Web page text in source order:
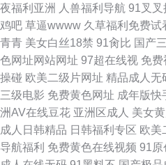
夜福利亚洲
人兽福利导航 91叉叉
鸡吧 草逼wwww 久草福利免费试
青青 美女白丝18禁 91肏比 国产
色网址网站网址 97超在线视 免费
操碰 欧美二级片网址 精品成人无
三级电影 免费黄色网址 成年版快
洲AV在线豆花 亚洲区成人 美女
成人日韩精品 日韩福利专区 欧美
导航福利 免费黄色在线视频 91原